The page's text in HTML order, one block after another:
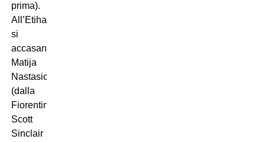
prima).
All’Etihad
si
accasano
Matija
Nastasic
(dalla
Fiorentina),
Scott
Sinclair